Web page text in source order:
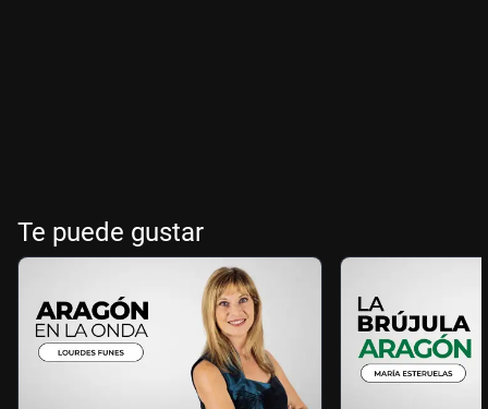
Te puede gustar